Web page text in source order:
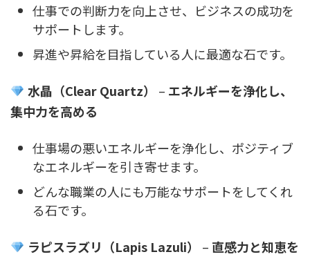
仕事での判断力を向上させ、ビジネスの成功を
サポートします。
昇進や昇給を目指している人に最適な石です。
水晶（Clear Quartz） – エネルギーを浄化し、
集中力を高める
仕事場の悪いエネルギーを浄化し、ポジティブ
なエネルギーを引き寄せます。
どんな職業の人にも万能なサポートをしてくれ
る石です。
ラピスラズリ（Lapis Lazuli） – 直感力と知恵を